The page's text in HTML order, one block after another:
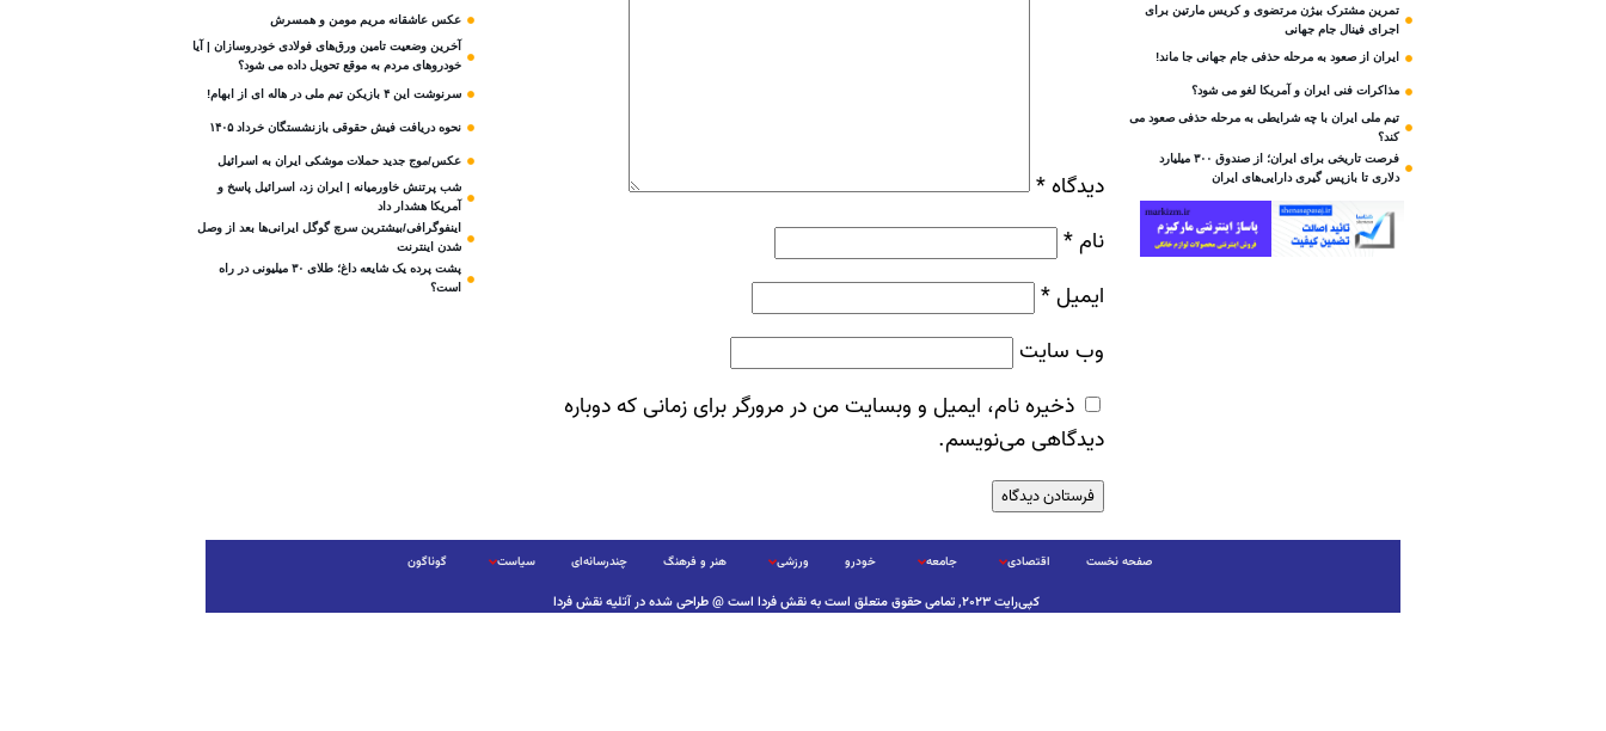
تمرین مشترک بیژن مرتضوی و کریس مارتین برای
اجرای فینال جام جهانی
ایران از صعود به مرحله حذفی جام جهانی جا ماند!
مذاکرات فنی ایران و آمریکا لغو می شود؟
تیم ملی ایران با چه شرایطی به مرحله حذفی صعود می
کند؟
فرصت تاریخی برای ایران؛ از صندوق ۳۰۰ میلیارد
دلاری تا بازپس گیری دارایی‌های ایران
دیدگاه*
نام*
ایمیل*
وب‌ سایت
ذخیره نام، ایمیل و وبسایت من در مرورگر برای زمانی که دوباره
دیدگاهی می‌نویسم.
عکس عاشقانه مریم مومن و همسرش
آخرین وضعیت تامین ورق‌های فولادی خودروسازان | آیا
خودروهای مردم به موقع تحویل داده می شود؟
سرنوشت این ۴ بازیکن تیم ملی در هاله ای از ابهام!
نحوه دریافت فیش حقوقی بازنشستگان خرداد ۱۴۰۵
عکس/موج جدید حملات موشکی ایران به اسرائیل
شب پرتنش خاورمیانه | ایران زد، اسرائیل پاسخ و
آمریکا هشدار داد
اینفوگرافی/بیشترین سرچ گوگل ایرانی‌ها بعد از وصل
شدن اینترنت
پشت پرده یک شایعه داغ؛ طلای ۳۰ میلیونی در راه
است؟
صفحه نخست اقتصادی جامعه خودرو ورزشی هنر و فرهنگ چندرسانه‌ای سیاست گوناگون
کپی‌رایت ۲۰۲۳, تمامی حقوق متعلق است به نقش فردا است @ طراحی شده در آتلیه نقش فردا